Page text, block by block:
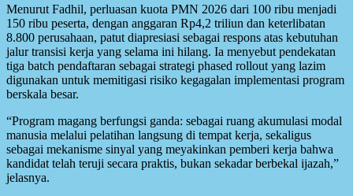
Menurut Fadhil, perluasan kuota PMN 2026 dari 100 ribu menjadi
150 ribu peserta, dengan anggaran Rp4,2 triliun dan keterlibatan
8.800 perusahaan, patut diapresiasi sebagai respons atas kebutuhan
jalur transisi kerja yang selama ini hilang. Ia menyebut pendekatan
tiga batch pendaftaran sebagai strategi phased rollout yang lazim
digunakan untuk memitigasi risiko kegagalan implementasi program
berskala besar.
“Program magang berfungsi ganda: sebagai ruang akumulasi modal
manusia melalui pelatihan langsung di tempat kerja, sekaligus
sebagai mekanisme sinyal yang meyakinkan pemberi kerja bahwa
kandidat telah teruji secara praktis, bukan sekadar berbekal ijazah,”
jelasnya.